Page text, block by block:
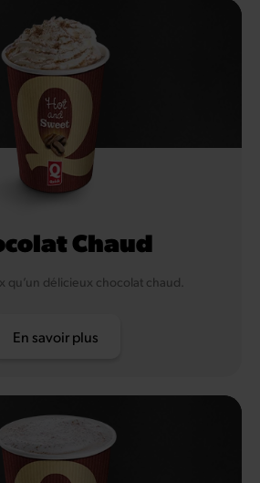
Chaud
qu’un délicieux chocolat chaud.
En savoir plus